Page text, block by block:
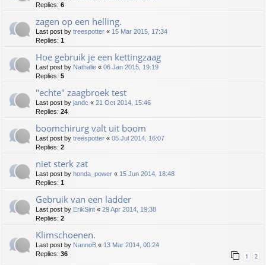
Replies: 6
zagen op een helling.
Last post by treespotter « 15 Mar 2015, 17:34
Replies: 1
Hoe gebruik je een kettingzaag
Last post by Nathalie « 06 Jan 2015, 19:19
Replies: 5
"echte" zaagbroek test
Last post by jandc « 21 Oct 2014, 15:46
Replies: 24
boomchirurg valt uit boom
Last post by treespotter « 05 Jul 2014, 16:07
Replies: 2
niet sterk zat
Last post by honda_power « 15 Jun 2014, 18:48
Replies: 1
Gebruik van een ladder
Last post by ErikSint « 29 Apr 2014, 19:38
Replies: 2
Klimschoenen.
Last post by NannoB « 13 Mar 2014, 00:24
Replies: 36 1 2